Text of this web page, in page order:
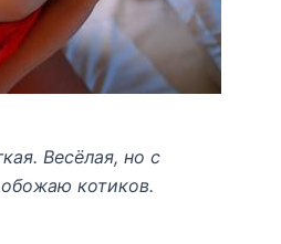
Весёлая, но с
котиков.